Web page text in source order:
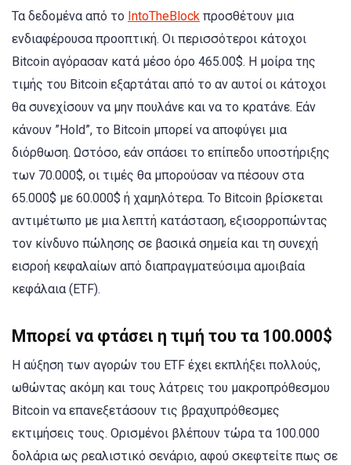
Τα δεδομένα από το IntoTheBlock προσθέτουν μια
ενδιαφέρουσα προοπτική. Οι περισσότεροι κάτοχοι
Bitcoin αγόρασαν κατά μέσο όρο 465.00$. Η μοίρα της
τιμής του Bitcoin εξαρτάται από το αν αυτοί οι κάτοχοι
θα συνεχίσουν να μην πουλάνε και να το κρατάνε. Εάν
κάνουν ”Hold”, το Bitcoin μπορεί να αποφύγει μια
διόρθωση. Ωστόσο, εάν σπάσει το επίπεδο υποστήριξης
των 70.000$, οι τιμές θα μπορούσαν να πέσουν στα
65.000$ με 60.000$ ή χαμηλότερα. Το Bitcoin βρίσκεται
αντιμέτωπο με μια λεπτή κατάσταση, εξισορροπώντας
τον κίνδυνο πώλησης σε βασικά σημεία και τη συνεχή
εισροή κεφαλαίων από διαπραγματεύσιμα αμοιβαία
κεφάλαια (ETF).
Μπορεί να φτάσει η τιμή του τα 100.000$
Η αύξηση των αγορών του ETF έχει εκπλήξει πολλούς,
ωθώντας ακόμη και τους λάτρεις του μακροπρόθεσμου
Bitcoin να επανεξετάσουν τις βραχυπρόθεσμες
εκτιμήσεις τους. Ορισμένοι βλέπουν τώρα τα 100.000
δολάρια ως ρεαλιστικό σενάριο, αφού σκεφτείτε πως σε